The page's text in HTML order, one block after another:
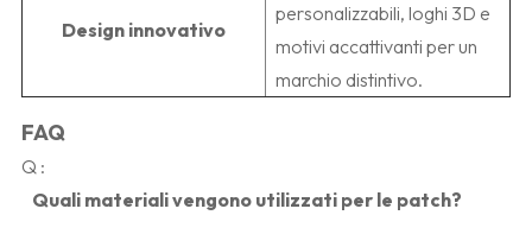
Design innovativo
personalizzabili, loghi 3D e
motivi accattivanti per un
marchio distintivo.
FAQ
Q :
   Quali materiali vengono utilizzati per le patch?